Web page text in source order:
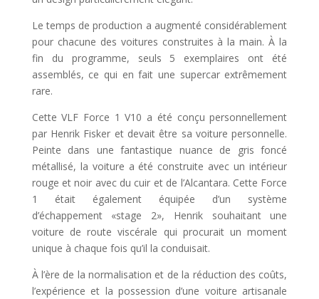
Le temps de production a augmenté considérablement
pour chacune des voitures construites à la main. À la
fin du programme, seuls 5 exemplaires ont été
assemblés, ce qui en fait une supercar extrêmement
rare.
Cette VLF Force 1 V10 a été conçu personnellement
par Henrik Fisker et devait être sa voiture personnelle.
Peinte dans une fantastique nuance de gris foncé
métallisé, la voiture a été construite avec un intérieur
rouge et noir avec du cuir et de l’Alcantara. Cette Force
1 était également équipée d’un système
d’échappement «stage 2», Henrik souhaitant une
voiture de route viscérale qui procurait un moment
unique à chaque fois qu’il la conduisait.
À l’ère de la normalisation et de la réduction des coûts,
l’expérience et la possession d’une voiture artisanale